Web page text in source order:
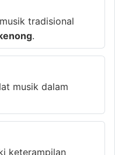
tradisional
.
musik dalam
keterampilan